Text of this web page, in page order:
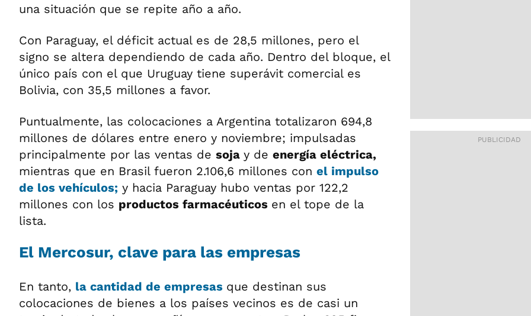
una situación que se repite año a año.
Con Paraguay, el déficit actual es de 28,5 millones, pero el
signo se altera dependiendo de cada año. Dentro del bloque, el
único país con el que Uruguay tiene superávit comercial es
Bolivia, con 35,5 millones a favor.
Puntualmente, las colocaciones a Argentina totalizaron 694,8
millones de dólares entre enero y noviembre; impulsadas
principalmente por las ventas de soja y de energía eléctrica,
mientras que en Brasil fueron 2.106,6 millones con el impulso
de los vehículos; y hacia Paraguay hubo ventas por 122,2
millones con los productos farmacéuticos en el tope de la
lista.
El Mercosur, clave para las empresas
En tanto, la cantidad de empresas que destinan sus
colocaciones de bienes a los países vecinos es de casi un